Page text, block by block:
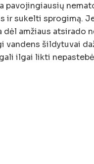
pavojingiausių
ir sukelti sprogimą.
dėl amžiaus atsirado
vandens šildytuvai
ilgai likti